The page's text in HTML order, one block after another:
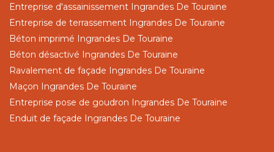
Entreprise d'assainissement Ingrandes De Touraine
Entreprise de terrassement Ingrandes De Touraine
Béton imprimé Ingrandes De Touraine
Béton désactivé Ingrandes De Touraine
Ravalement de façade Ingrandes De Touraine
Maçon Ingrandes De Touraine
Entreprise pose de goudron Ingrandes De Touraine
Enduit de façade Ingrandes De Touraine